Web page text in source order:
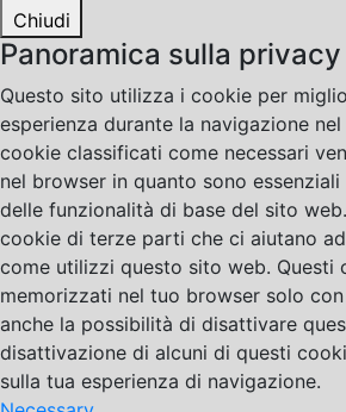
Chiudi
Panoramica sulla privacy
Questo sito utilizza i cookie per
esperienza durante la navigazione
cookie classificati come necessari
nel browser in quanto sono
delle funzionalità di base del sito
cookie di terze parti che ci aiutano
come utilizzi questo sito web. Questi
memorizzati nel tuo browser solo
anche la possibilità di disattivare
disattivazione di alcuni di questi
sulla tua esperienza di navigazione.